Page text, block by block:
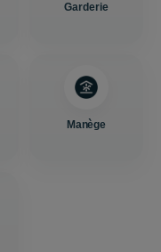
Garderie
Manège